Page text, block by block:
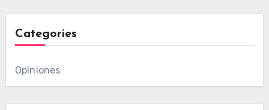
Categories
Opiniones